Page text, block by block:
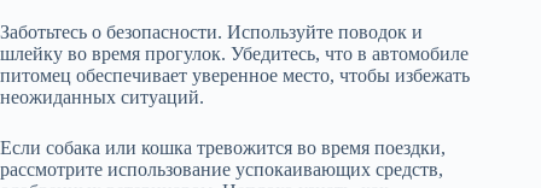
Заботьтесь о безопасности. Используйте поводок и
шлейку во время прогулок. Убедитесь, что в автомобиле
питомец обеспечивает уверенное место, чтобы избежать
неожиданных ситуаций.
Если собака или кошка тревожится во время поездки,
рассмотрите использование успокаивающих средств,